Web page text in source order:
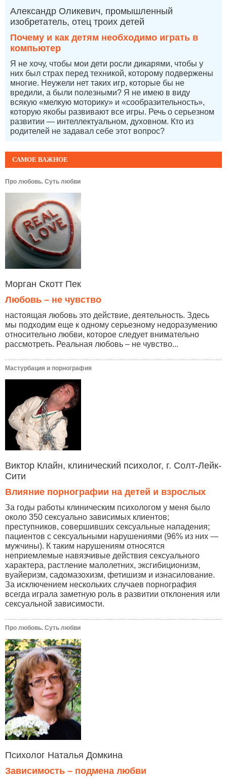
САМОЕ ВАЖНОЕ
Про любовь. Суть любви
Морган Скотт Пек
Любовь – не чувство
настоящая любовь это действие, деятельность. Здесь
мы подходим еще к одному серьезному недоразумению
относительно любви, которое следует внимательно
рассмотреть. Реальная любовь – не чувство...
Мастурбация и порнография
Виктор Клайн, клинический психолог, г. Солт-Лейк-
Сити
Влияние порнографии на детей и взрослых
За годы работы клиническим психологом у меня было
около 350 сексуально зависимых клиентов;
преступников, совершивших сексуальные нападения;
пациентов с сексуальными нарушениями (96% из них —
мужчины). К таким нарушениям относятся
неприемлемые навязчивые действия сексуального
характера, растление малолетних, эксгибиционизм,
вуайеризм, садомазохизм, фетишизм и изнасилование.
За исключением нескольких случаев порнография
всегда играла заметную роль в развитии отклонения или
сексуальной зависимости.
Про любовь. Суть любви
Психолог Наталья Домкина
Зависимость – подмена любви
Александр Оликевич, промышленный
изобретатель, отец троих детей
Почему и как детям необходимо играть в
компьютер
Я не хочу, чтобы мои дети росли дикарями, чтобы у
них был страх перед техникой, которому подвержены
многие. Неужели нет таких игр, которые бы не
вредили, а были полезными? Я не имею в виду
всякую «мелкую моторику» и «сообразительность»,
которую якобы развивают все игры. Речь о серьезном
развитии — интеллектуальном, духовном. Кто из
родителей не задавал себе этот вопрос?